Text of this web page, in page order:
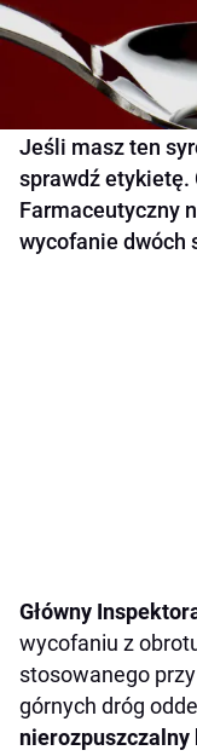
Jeśli masz ten
sprawdź etykietę.
Farmaceutyczny
wycofanie dwóch
Główny
wycofaniu z
stosowanego
górnych dróg